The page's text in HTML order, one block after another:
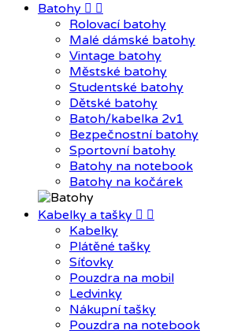
Batohy  
Rolovací batohy
Malé dámské batohy
Vintage batohy
Městské batohy
Studentské batohy
Dětské batohy
Batoh/kabelka 2v1
Bezpečnostní batohy
Sportovní batohy
Batohy na notebook
Batohy na kočárek
Kabelky a tašky  
Kabelky
Plátěné tašky
Síťovky
Pouzdra na mobil
Ledvinky
Nákupní tašky
Pouzdra na notebook